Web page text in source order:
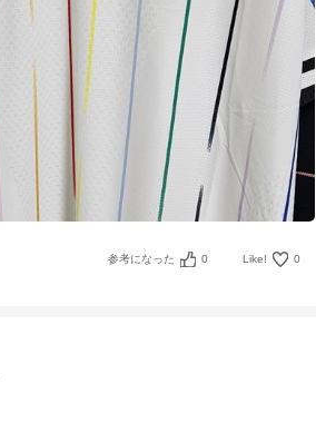
参考になった 0 Like! 0